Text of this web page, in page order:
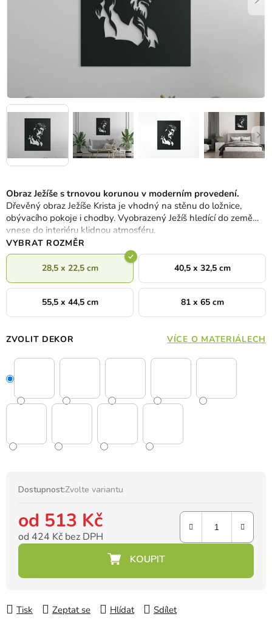
Obraz Ježíše s trnovou korunou v moderním provedení.
Dřevěný obraz Ježíše Krista je vhodný na stěnu do ložnice,
obývacího pokoje i chodby. Vyobrazený Ježíš hledící do země
vnese do interiéru klidnou atmosféru.
VYBRAT ROZMĚR
28,5 x 22,5 cm 40,5 x 32,5 cm
55,5 x 44,5 cm 81 x 65 cm
ZVOLIT DEKOR VÍCE O MATERIÁLECH
Dostupnost:Zvolte variantu
od 513 Kč
od 424 Kč bez DPH
Měrná cena:
Tisk Zeptat se Hlídat Sdílet